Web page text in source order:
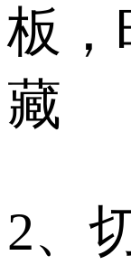
板，
藏
2、